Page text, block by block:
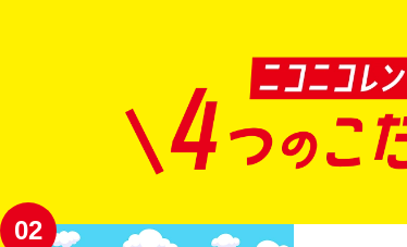
02